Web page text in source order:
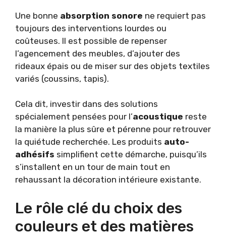
Une bonne absorption sonore ne requiert pas
toujours des interventions lourdes ou
coûteuses. Il est possible de repenser
l’agencement des meubles, d’ajouter des
rideaux épais ou de miser sur des objets textiles
variés (coussins, tapis).
Cela dit, investir dans des solutions
spécialement pensées pour l’acoustique reste
la manière la plus sûre et pérenne pour retrouver
la quiétude recherchée. Les produits auto-
adhésifs simplifient cette démarche, puisqu’ils
s’installent en un tour de main tout en
rehaussant la décoration intérieure existante.
Le rôle clé du choix des
couleurs et des matières